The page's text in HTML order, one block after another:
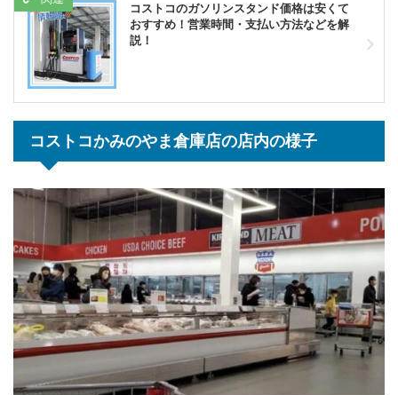
コストコのガソリンスタンド価格は安くて
おすすめ！営業時間・支払い方法などを解
説！
コストコかみのやま倉庫店の店内の様子